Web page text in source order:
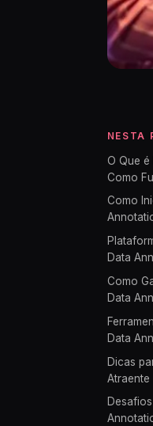
NESTA
O Que é
Como
Como
Data
Como
Data
Data
Dicas
Atraente